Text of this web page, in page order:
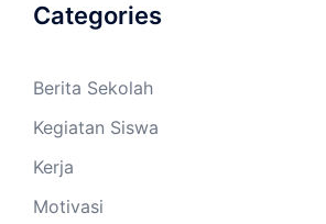
Categories
Berita Sekolah
Kegiatan Siswa
Kerja
Motivasi